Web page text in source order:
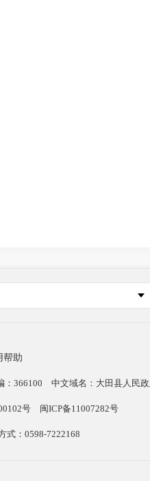
帮助
：366100 中文域名：大田县人民
号 闽ICP备11007282号
式：0598-7222168